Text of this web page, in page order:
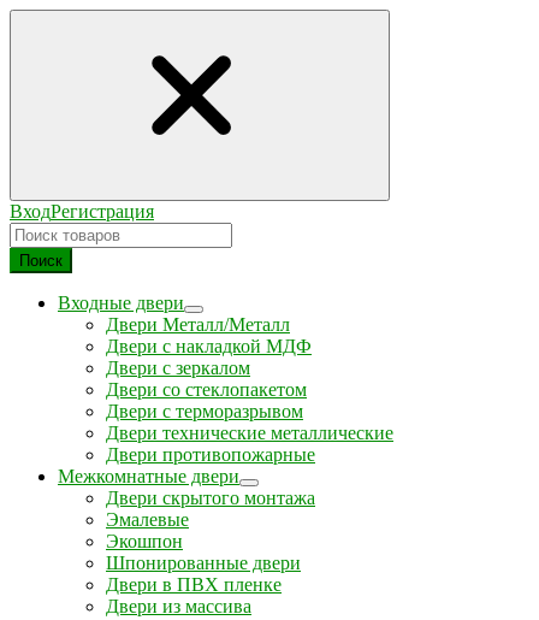
ВходРегистрация
Поиск
Входные двери
Двери Металл/Металл
Двери с накладкой МДФ
Двери с зеркалом
Двери со стеклопакетом
Двери с терморазрывом
Двери технические металлические
Двери противопожарные
Межкомнатные двери
Двери скрытого монтажа
Эмалевые
Экошпон
Шпонированные двери
Двери в ПВХ пленке
Двери из массива